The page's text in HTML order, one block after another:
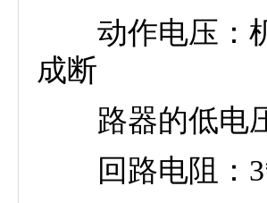
动作电压：机
成断
路器的低电压
回路电阻：